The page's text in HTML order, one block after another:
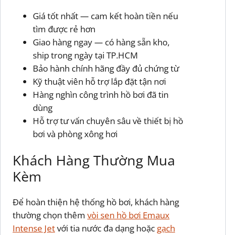
Giá tốt nhất — cam kết hoàn tiền nếu
tìm được rẻ hơn
Giao hàng ngay — có hàng sẵn kho,
ship trong ngày tại TP.HCM
Bảo hành chính hãng đầy đủ chứng từ
Kỹ thuật viên hỗ trợ lắp đặt tận nơi
Hàng nghìn công trình hồ bơi đã tin
dùng
Hỗ trợ tư vấn chuyên sâu về thiết bị hồ
bơi và phòng xông hơi
Khách Hàng Thường Mua
Kèm
Để hoàn thiện hệ thống hồ bơi, khách hàng
thường chọn thêm vòi sen hồ bơi Emaux
Intense Jetvới tia nước đa dạng hoặc gạch